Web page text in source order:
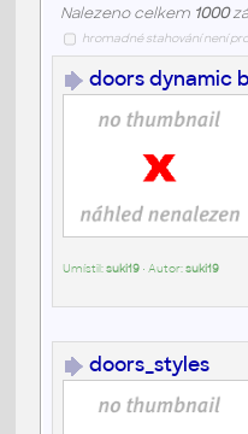
Nalezeno celkem 1000
hromadné stahování není
doors dynamic
Umístil:suki19• Autor:suki19
doors_styles